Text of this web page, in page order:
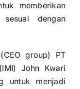
memberikan
sesuai dengan
group) PT
John Kwari
untuk menjadi